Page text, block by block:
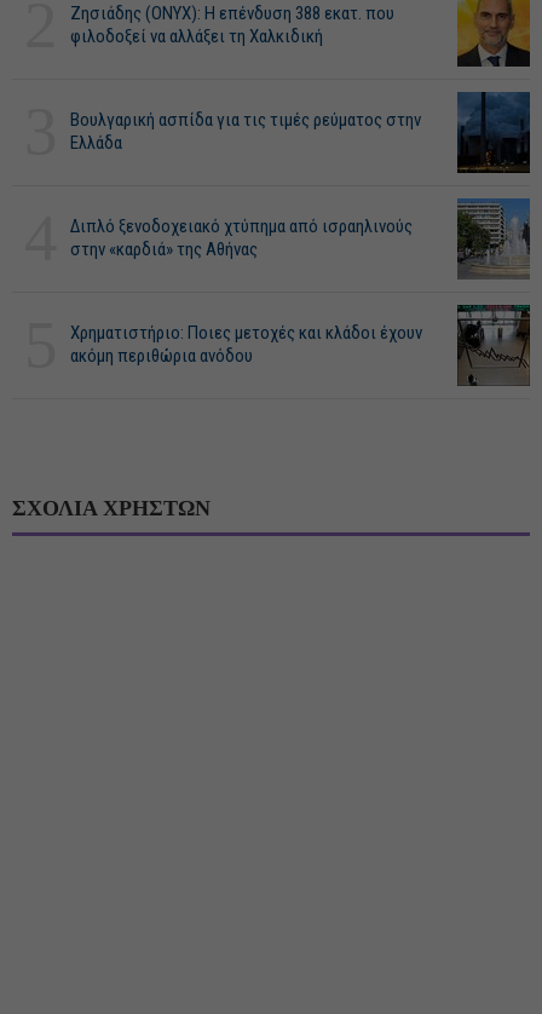
Ζησιάδης (ONYX): Η επένδυση 388 εκατ. που
φιλοδοξεί να αλλάξει τη Χαλκιδική
Βουλγαρική ασπίδα για τις τιμές ρεύματος στην
Ελλάδα
Διπλό ξενοδοχειακό χτύπημα από ισραηλινούς
στην «καρδιά» της Αθήνας
Χρηματιστήριο: Ποιες μετοχές και κλάδοι έχουν
ακόμη περιθώρια ανόδου
ΣΧΟΛΙΑ ΧΡΗΣΤΩΝ